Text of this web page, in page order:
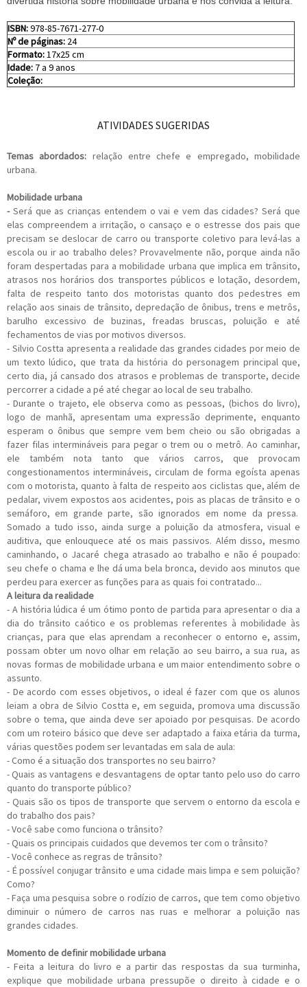
ISBN:978-85-7671-277-0
Nº de páginas: 24
Formato:17x25 cm
Idade: 7 a 9 anos
Coleção:
ATIVIDADES SUGERIDAS
Temas abordados: relação entre chefe e empregado, mobilidade
urbana.
Mobilidade urbana
- Será que as crianças entendem o vai e vem das cidades? Será que
elas compreendem a irritação, o cansaço e o estresse dos pais que
precisam se deslocar de carro ou transporte coletivo para levá-las a
escola ou ir ao trabalho deles? Provavelmente não, porque ainda não
foram despertadas para a mobilidade urbana que implica em trânsito,
atrasos nos horários dos transportes públicos e lotação, desordem,
falta de respeito tanto dos motoristas quanto dos pedestres em
relação aos sinais de trânsito, depredação de ônibus, trens e metrôs,
barulho excessivo de buzinas, freadas bruscas, poluição e até
fechamentos de vias por motivos diversos.
- Silvio Costta apresenta a realidade das grandes cidades por meio de
um texto lúdico, que trata da história do personagem principal que,
certo dia, já cansado dos atrasos e problemas de transporte, decide
percorrer a cidade a pé até chegar ao local de seu trabalho.
- Durante o trajeto, ele observa como as pessoas, (bichos do livro),
logo de manhã, apresentam uma expressão deprimente, enquanto
esperam o ônibus que sempre vem bem cheio ou são obrigadas a
fazer filas intermináveis para pegar o trem ou o metrô. Ao caminhar,
ele também nota tanto que vários carros, que provocam
congestionamentos intermináveis, circulam de forma egoísta apenas
com o motorista, quanto à falta de respeito aos ciclistas que, além de
pedalar, vivem expostos aos acidentes, pois as placas de trânsito e o
semáforo, em grande parte, são ignorados em nome da pressa.
Somado a tudo isso, ainda surge a poluição da atmosfera, visual e
auditiva, que enlouquece até os mais passivos. Além disso, mesmo
caminhando, o Jacaré chega atrasado ao trabalho e não é poupado:
seu chefe o chama e lhe dá uma bela bronca, devido aos minutos que
perdeu para exercer as funções para as quais foi contratado...
A leitura da realidade
- A história lúdica é um ótimo ponto de partida para apresentar o dia a
dia do trânsito caótico e os problemas referentes à mobilidade às
crianças, para que elas aprendam a reconhecer o entorno e, assim,
possam obter um novo olhar em relação ao seu bairro, a sua rua, as
novas formas de mobilidade urbana e um maior entendimento sobre o
assunto.
- De acordo com esses objetivos, o ideal é fazer com que os alunos
leiam a obra de Silvio Costta e, em seguida, promova uma discussão
sobre o tema, que ainda deve ser apoiado por pesquisas. De acordo
com um roteiro básico que deve ser adaptado a faixa etária da turma,
várias questões podem ser levantadas em sala de aula:
- Como é a situação dos transportes no seu bairro?
- Quais as vantagens e desvantagens de optar tanto pelo uso do carro
quanto do transporte público?
- Quais são os tipos de transporte que servem o entorno da escola e
do trabalho dos pais?
- Você sabe como funciona o trânsito?
- Quais os principais cuidados que devemos ter com o trânsito?
- Você conhece as regras de trânsito?
- É possível conjugar trânsito e uma cidade mais limpa e sem poluição?
Como?
- Faça uma pesquisa sobre o rodízio de carros, que tem como objetivo
diminuir o número de carros nas ruas e melhorar a poluição nas
grandes cidades.
Momento de definir mobilidade urbana
- Feita a leitura do livro e a partir das respostas da sua turminha,
explique que mobilidade urbana pressupõe o direito à cidade e o